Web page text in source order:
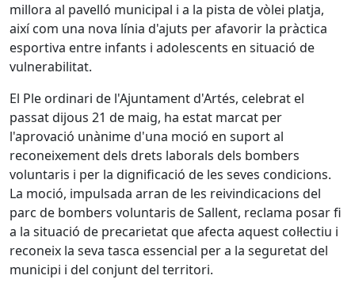
millora al pavelló municipal i a la pista de vòlei platja,
així com una nova línia d'ajuts per afavorir la pràctica
esportiva entre infants i adolescents en situació de
vulnerabilitat.
El Ple ordinari de l'Ajuntament d'Artés, celebrat el
passat dijous 21 de maig, ha estat marcat per
l'aprovació unànime d'una moció en suport al
reconeixement dels drets laborals dels bombers
voluntaris i per la dignificació de les seves condicions.
La moció, impulsada arran de les reivindicacions del
parc de bombers voluntaris de Sallent, reclama posar fi
a la situació de precarietat que afecta aquest col·lectiu i
reconeix la seva tasca essencial per a la seguretat del
municipi i del conjunt del territori.